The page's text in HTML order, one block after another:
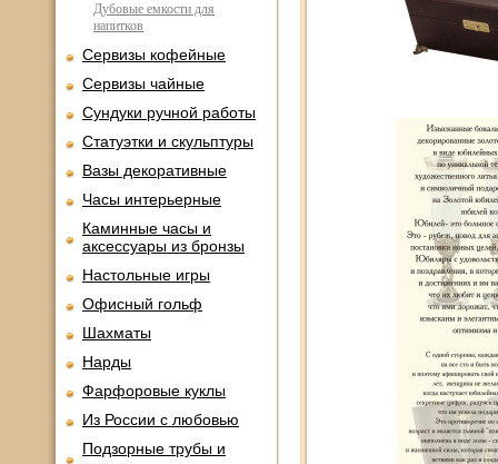
Дубовые емкости для
напитков
Сервизы кофейные
Сервизы чайные
Сундуки ручной работы
Статуэтки и скульптуры
Вазы декоративные
Часы интерьерные
Каминные часы и
аксессуары из бронзы
Настольные игры
Офисный гольф
Шахматы
Нарды
Фарфоровые куклы
Из России с любовью
Подзорные трубы и